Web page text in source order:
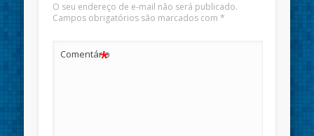
O seu endereço de e-mail não será publicado.
Campos obrigatórios são marcados com *
Comentário
*